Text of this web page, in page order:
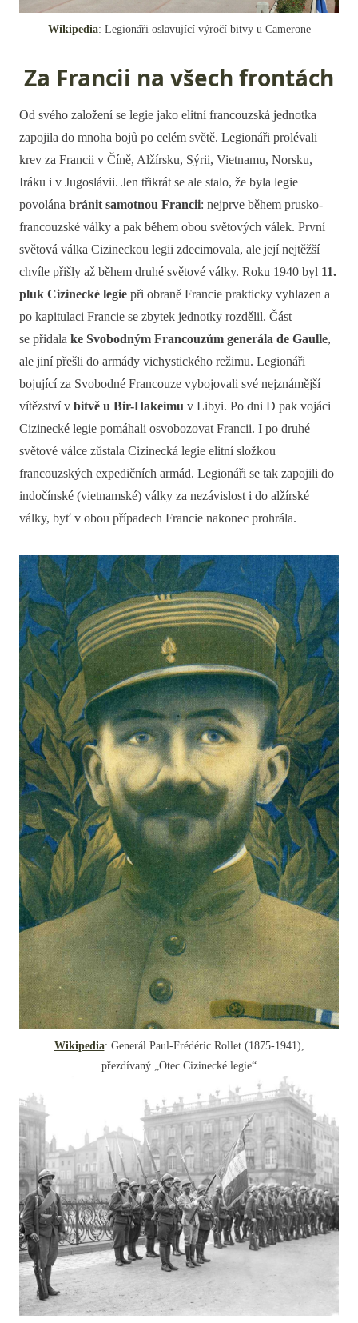
Wikipedia: Legionáři oslavující výročí bitvy u Camerone
Za Francii na všech frontách
Od svého založení se legie jako elitní francouzská jednotka
zapojila do mnoha bojů po celém světě. Legionáři prolévali
krev za Francii v Číně, Alžírsku, Sýrii, Vietnamu, Norsku,
Iráku i v Jugoslávii. Jen třikrát se ale stalo, že byla legie
povolána bránit samotnou Francii: nejprve během prusko-
francouzské války a pak během obou světových válek. První
světová válka Cizineckou legii zdecimovala, ale její nejtěžší
chvíle přišly až během druhé světové války. Roku 1940 byl 11.
pluk Cizinecké legie při obraně Francie prakticky vyhlazen a
po kapitulaci Francie se zbytek jednotky rozdělil. Část
se přidala ke Svobodným Francouzům generála de Gaulle,
ale jiní přešli do armády vichystického režimu. Legionáři
bojující za Svobodné Francouze vybojovali své nejznámější
vítězství v bitvě u Bir-Hakeimu v Libyi. Po dni D pak vojáci
Cizinecké legie pomáhali osvobozovat Francii. I po druhé
světové válce zůstala Cizinecká legie elitní složkou
francouzských expedičních armád. Legionáři se tak zapojili do
indočínské (vietnamské) války za nezávislost i do alžírské
války, byť v obou případech Francie nakonec prohrála.
Wikipedia: Generál Paul-Frédéric Rollet (1875-1941),
přezdívaný „Otec Cizinecké legie“